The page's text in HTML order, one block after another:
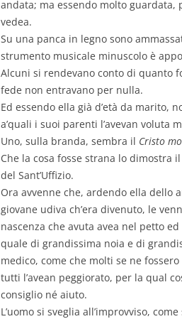
andata; ma essendo molto guardata,
vedea.
Su una panca in legno sono
strumento musicale minuscolo è
Alcuni si rendevano conto di quanto
fede non entravano per nulla.
Ed essendo ella già d’età da marito,
a’quali i suoi parenti l’avevan voluta
Uno, sulla branda, sembra il Cristo
Che la cosa fosse strana lo
del Sant’Uffizio.
Ora avvenne che, ardendo ella dello
giovane udiva ch’era divenuto, le
nascenza che avuta avea nel petto
quale di grandissima noia e di
medico, come che molti se ne
tutti l’avean peggiorato, per la qual
consiglio né aiuto.
L’uomo si sveglia all’improvviso,